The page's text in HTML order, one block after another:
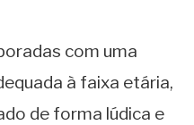
com uma
à faixa etária,
de forma lúdica e